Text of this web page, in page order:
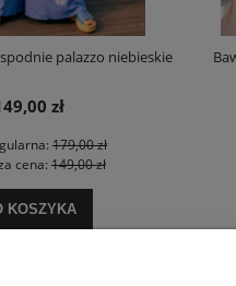
palazzo niebieskie
zł
179,00 zł
cena:149,00 zł
KOSZYKA